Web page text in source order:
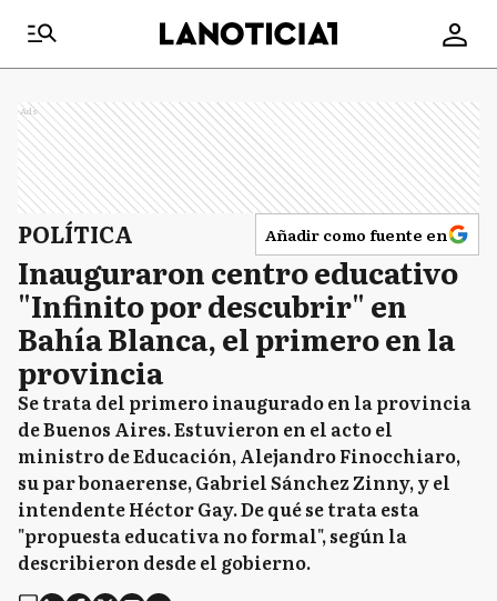
Ads
POLÍTICA Añadir como fuente en
Inauguraron centro educativo
"Infinito por descubrir" en
Bahía Blanca, el primero en la
provincia
Se trata del primero inaugurado en la provincia
de Buenos Aires. Estuvieron en el acto el
ministro de Educación, Alejandro Finocchiaro,
su par bonaerense, Gabriel Sánchez Zinny, y el
intendente Héctor Gay. De qué se trata esta
"propuesta educativa no formal", según la
describieron desde el gobierno.